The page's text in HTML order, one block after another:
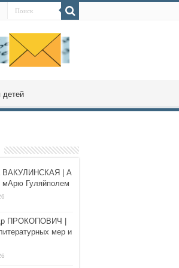
детей
ВАКУЛИНСКАЯ | А
мАрю Гуляйполем
ПРОКОПОВИЧ |
мер и